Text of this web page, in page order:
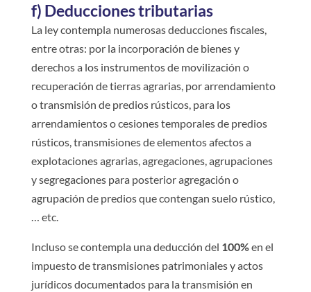
f) Deducciones tributarias
La ley contempla numerosas deducciones fiscales,
entre otras: por la incorporación de bienes y
derechos a los instrumentos de movilización o
recuperación de tierras agrarias, por arrendamiento
o transmisión de predios rústicos, para los
arrendamientos o cesiones temporales de predios
rústicos, transmisiones de elementos afectos a
explotaciones agrarias, agregaciones, agrupaciones
y segregaciones para posterior agregación o
agrupación de predios que contengan suelo rústico,
… etc.
Incluso se contempla una deducción del 100%en el
impuesto de transmisiones patrimoniales y actos
jurídicos documentados para la transmisión en